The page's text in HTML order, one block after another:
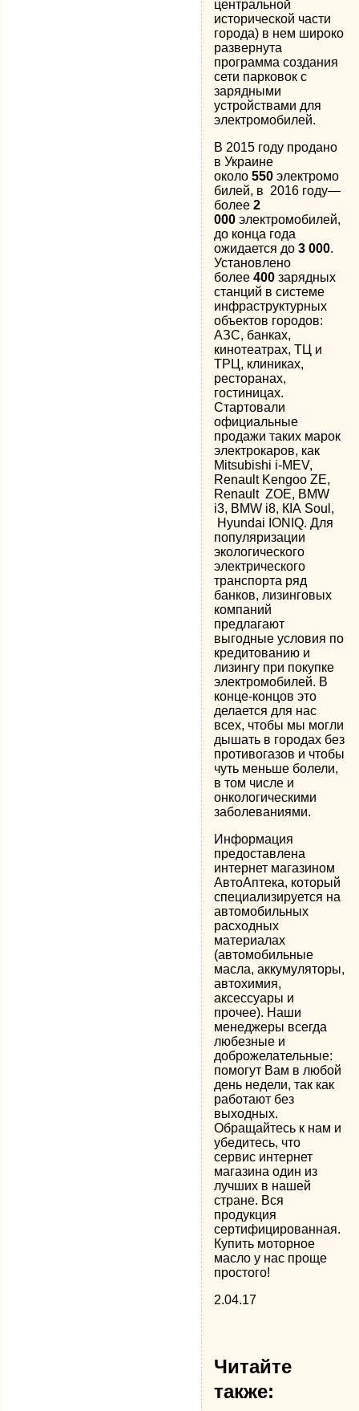
центральной
исторической части
города) в нем широко
развернута
программа создания
сети парковок с
зарядными
устройствами для
электромобилей.
В 2015 году продано
в Украине
около550 электромо
билей, в 2016 году—
более2
000 электромобилей,
до конца года
ожидается до3 000.
Установлено
более400зарядных
станций в системе
инфраструктурных
объектов городов:
АЗС, банках,
кинотеатрах, ТЦ и
ТРЦ, клиниках,
ресторанах,
гостиницах.
Стартовали
официальные
продажи таких марок
электрокаров, как
Mitsubishi i-MEV,
Renault Kengoo ZE,
Renault ZOE, BMW
i3, BMW i8, КІА Soul,
Hyundai IONIQ. Для
популяризации
экологического
электрического
транспорта ряд
банков, лизинговых
компаний
предлагают
выгодные условия по
кредитованию и
лизингу при покупке
электромобилей. В
конце-концов это
делается для нас
всех, чтобы мы могли
дышать в городах без
противогазов и чтобы
чуть меньше болели,
в том числе и
онкологическими
заболеваниями.
Информация
предоставлена
интернет магазином
АвтоАптека, который
специализируется на
автомобильных
расходных
материалах
(автомобильные
масла, аккумуляторы,
автохимия,
аксессуары и
прочее). Наши
менеджеры всегда
любезные и
доброжелательные:
помогут Вам в любой
день недели, так как
работают без
выходных.
Обращайтесь к нам и
убедитесь, что
сервис интернет
магазина один из
лучших в нашей
стране. Вся
продукция
сертифицированная.
Купить моторное
масло у нас проще
простого!
2.04.17
Читайте
также: